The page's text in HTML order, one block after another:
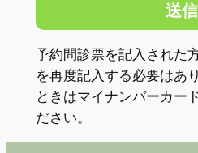
予約問診票を記入された
を再度記入する必要はあ
ときはマイナンバーカー
ださい。